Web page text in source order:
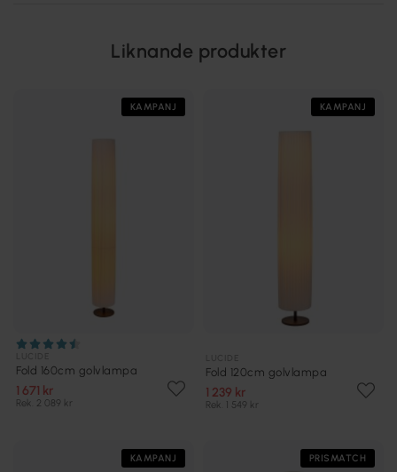
Liknande produkter
KAMPANJ
Fold 160cm golvlampa
1 671 kr
Rek. 2 089 kr
KAMPANJ
Fold 120cm golvlampa
1 239 kr
Rek. 1 549 kr
KAMPANJ PRISMATCH